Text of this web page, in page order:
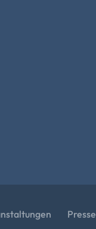
Presse